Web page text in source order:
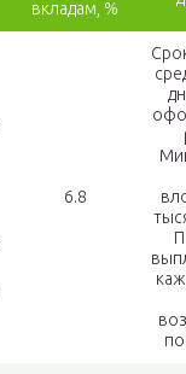
вкладам, %
6.8